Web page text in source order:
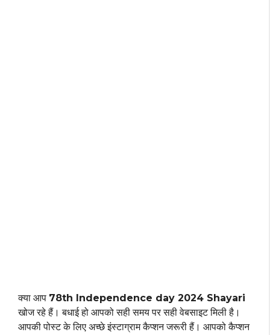
क्या आप 78th Independence day 2024 Shayari
खोज रहे हैं। बधाई हो आपको सही समय पर सही वेबसाइट मिली है।
आपकी पोस्ट के लिए अच्छे इंस्टाग्राम कैप्शन जरूरी हैं। आपको कैप्शन